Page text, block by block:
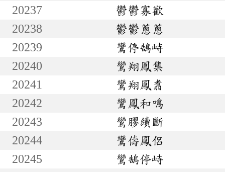
20237
鬱鬱寡歡
20238
鬱鬱蔥蔥
20239
鸞停鵠峙
20240
鸞翔鳳集
20241
鸞翔鳳翥
20242
鸞鳳和鳴
20243
鸞膠續斷
20244
鸞儔鳳侶
20245
鸞鵠停峙